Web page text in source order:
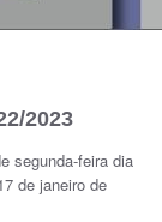
o
a
ç
2023
segunda-feira dia
de janeiro de